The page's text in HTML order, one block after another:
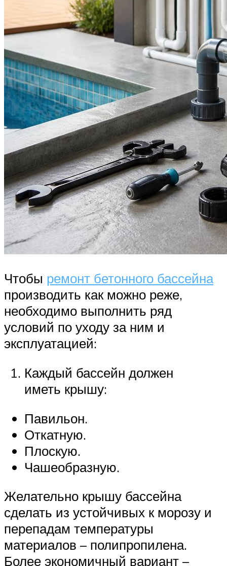
Чтобы ремонт бетонного бассейна
производить как можно реже,
необходимо выполнить ряд
условий по уходу за ним и
эксплуатацией:
Каждый бассейн должен
иметь крышу:
Павильон.
Откатную.
Плоскую.
Чашеобразную.
Желательно крышу бассейна
сделать из устойчивых к морозу и
перепадам температуры
материалов – полипропилена.
Более экономичный вариант –